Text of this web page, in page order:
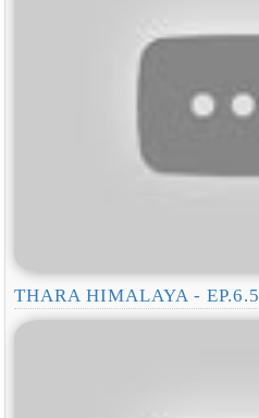
THARA HIMALAYA - EP.6.5